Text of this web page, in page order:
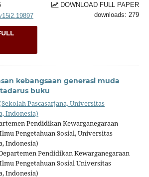
DOWNLOAD FULL PAPER
downloads: 279
kebangsaan generasi muda
buku
Pascasarjana, Universitas
Indonesia)
Pendidikan Kewarganegaraan
Pengetahuan Sosial, Universitas
Indonesia)
Pendidikan Kewarganegaraan
Pengetahuan Sosial Universitas
Indonesia)